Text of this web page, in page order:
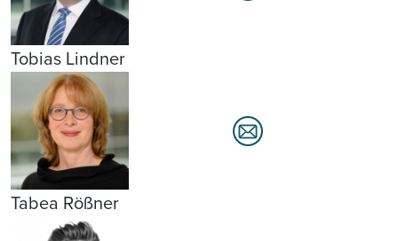
Tobias Lindner
Tabea Rößner